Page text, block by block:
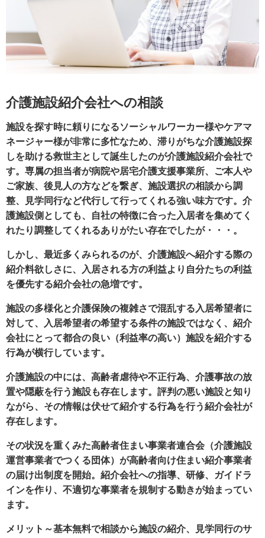
介護施設紹介会社への相談
施設を探す時に頼りになるソーシャルワーカー様やケアマ
ネージャー様が非常に多忙なため、滞りがちな介護施設探
しを助ける救世主として誕生したのが介護施設紹介会社で
す。専属の担当者が病院や居宅介護支援事業所、ご本人や
ご家族、後見人の方などを繋ぎ、施設選択の相談から調
整、見学同行など代行して行ってくれる強い味方です。介
護施設側としても、自社の特徴に合った入居者を集めてく
れたり調整してくれるありがたい存在でしたが・・・。
しかし、最近多くみられるのが、介護施設へ紹介する際の
紹介料欲しさに、入居される方の利益より自分たちの利益
を優先する紹介会社の急増です。
施設の多様化と介護保険の複雑さで混乱する入居希望者に
対して、入居希望者の希望する条件の施設ではなく、紹介
会社にとって都合の良い（利益率の高い）施設を紹介する
行為が横行しています。
介護施設の中には、高齢者虐待や不正行為、介護事故の放
置や隠蔽を行う施設も存在します。評判の悪い施設と知り
ながら、その情報は伏せて紹介する行為を行う紹介会社が
存在します。
その状況を重くみた高齢者住まい事業者連合会（介護施設
運営事業者でつくる団体）が高齢者向け住まい紹介事業者
の届け出制度を開始。紹介会社への指導、研修、ガイドラ
インを作り、不適切な事業者を規制する動きが始まってい
ます。
メリット～基本無料で相談から施設の紹介、見学同行のサ